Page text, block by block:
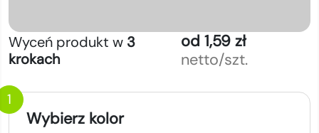
Wyceń produkt w 3
krokach
od 1,59 zł
netto/szt.
1
Wybierz kolor